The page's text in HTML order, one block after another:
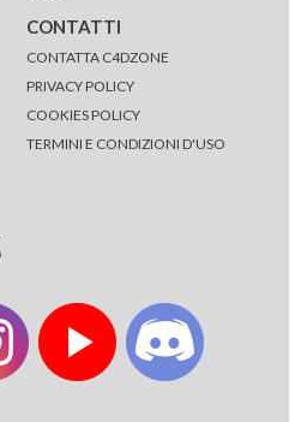
CONTATTI
CONTATTA C4DZONE
PRIVACY POLICY
COOKIES POLICY
TERMINI E CONDIZIONI D'USO